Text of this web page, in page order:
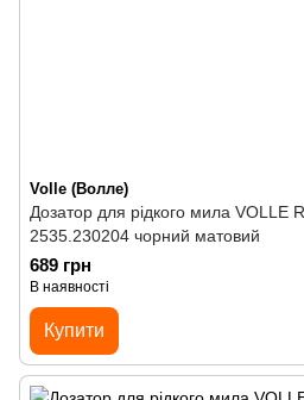
Volle (Волле)
Дозатор для рідкого мила VOLLE
2535.230204 чорний матовий
689 грн
В наявності
Купити